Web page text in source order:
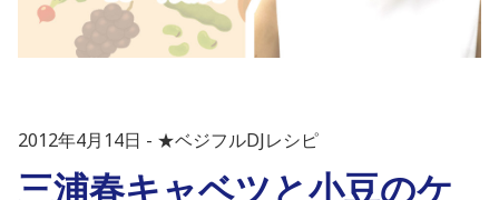
2012年4月14日 ★ベジフルDJレシピ
三浦春キャベツと小豆のケ